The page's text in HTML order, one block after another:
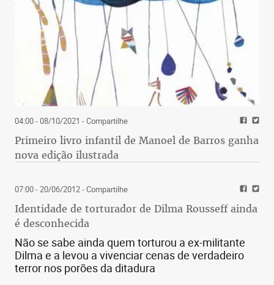
04:00 - 08/10/2021 - Compartilhe
Primeiro livro infantil de Manoel de Barros ganha
nova edição ilustrada
07:00 - 20/06/2012- Compartilhe
Identidade de torturador de Dilma Rousseff ainda
é desconhecida
Não se sabe ainda quem torturou a ex-militante
Dilma e a levou a vivenciar cenas de verdadeiro
terror nos porões da ditadura